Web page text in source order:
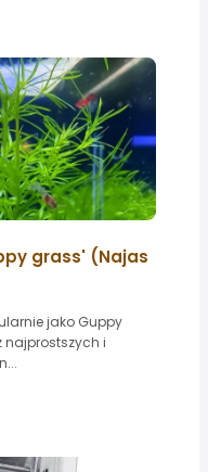
grass' (Najas
jako Guppy
najprostszych i